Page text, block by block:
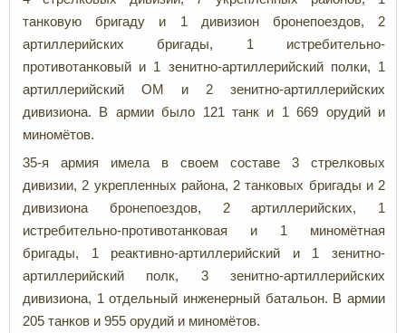
танковую бригаду и 1 дивизион бронепоездов, 2
артиллерийских бригады, 1 истребительно-
противотанковый и 1 зенитно-артиллерийский полки, 1
артиллерийский ОМ и 2 зенитно-артиллерийских
дивизиона. В армии было 121 танк и 1 669 орудий и
миномётов.
35-я армия имела в своем составе 3 стрелковых
дивизии, 2 укрепленных района, 2 танковых бригады и 2
дивизиона бронепоездов, 2 артиллерийских, 1
истребительно-противотанковая и 1 миномётная
бригады, 1 реактивно-артиллерийский и 1 зенитно-
артиллерийский полк, 3 зенитно-артиллерийских
дивизиона, 1 отдельный инженерный батальон. В армии
205 танков и 955 орудий и миномётов.